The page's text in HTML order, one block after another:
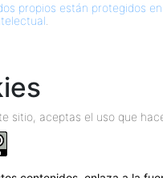
propios están protegidos
.
sitio, aceptas el uso que